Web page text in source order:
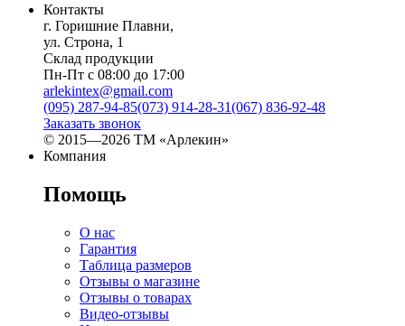
Контакты
г. Горишние Плавни,
ул. Строна, 1
Склад продукции
Пн-Пт с 08:00 до 17:00
arlekintex@gmail.com
(095) 287-94-85(073) 914-28-31(067) 836-92-48
Заказать звонок
© 2015—2026 ТМ «Арлекин»
Компания
Помощь
О нас
Гарантия
Таблица размеров
Отзывы о магазине
Отзывы о товарах
Видео-отзывы